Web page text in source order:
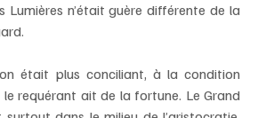
Lumières n’était guère différente de la
était plus conciliant, à la condition
requérant ait de la fortune. Le Grand